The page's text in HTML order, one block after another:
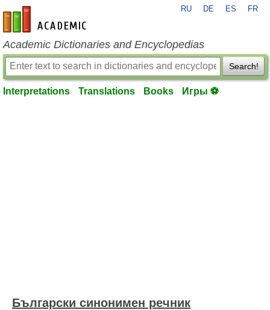
en-academic.com
RU DE ES FR
Academic Dictionaries and Encyclopedias
Search!
Interpretations Translations Books Игры ⚽
Български синонимен речник